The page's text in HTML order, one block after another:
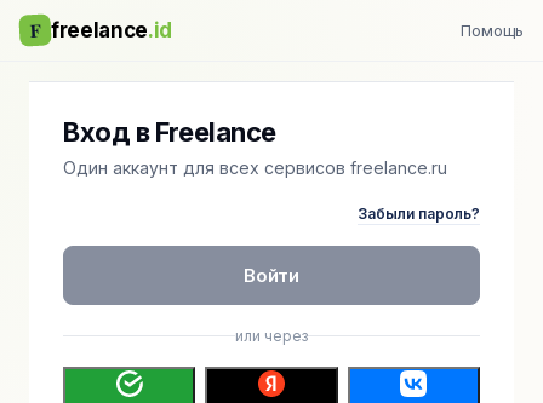
F freelance.id Помощь
Вход в Freelance
Один аккаунт для всех сервисов freelance.ru
Забыли пароль?
Войти
или через